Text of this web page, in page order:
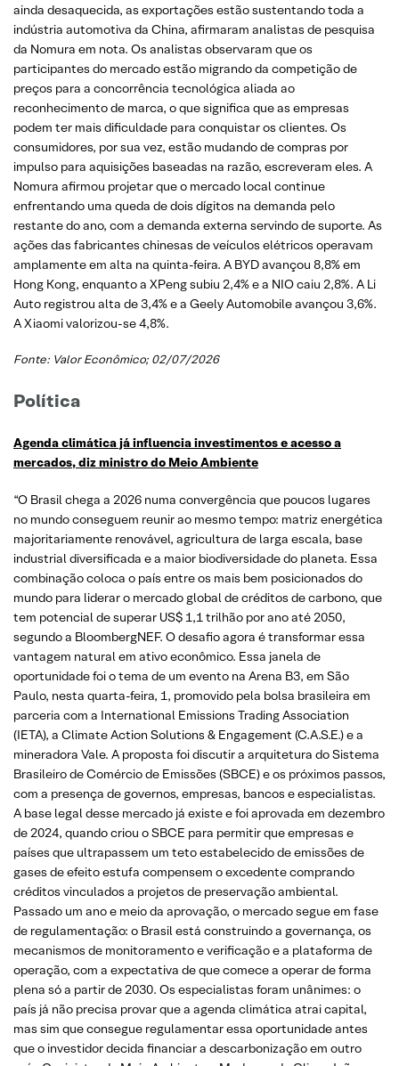
ainda desaquecida, as exportações estão sustentando toda a
indústria automotiva da China, afirmaram analistas de pesquisa
da Nomura em nota. Os analistas observaram que os
participantes do mercado estão migrando da competição de
preços para a concorrência tecnológica aliada ao
reconhecimento de marca, o que significa que as empresas
podem ter mais dificuldade para conquistar os clientes. Os
consumidores, por sua vez, estão mudando de compras por
impulso para aquisições baseadas na razão, escreveram eles. A
Nomura afirmou projetar que o mercado local continue
enfrentando uma queda de dois dígitos na demanda pelo
restante do ano, com a demanda externa servindo de suporte. As
ações das fabricantes chinesas de veículos elétricos operavam
amplamente em alta na quinta-feira. A BYD avançou 8,8% em
Hong Kong, enquanto a XPeng subiu 2,4% e a NIO caiu 2,8%. A Li
Auto registrou alta de 3,4% e a Geely Automobile avançou 3,6%.
A Xiaomi valorizou-se 4,8%.
Fonte: Valor Econômico; 02/07/2026
Política
Agenda climática já influencia investimentos e acesso a
mercados, diz ministro do Meio Ambiente
“O Brasil chega a 2026 numa convergência que poucos lugares
no mundo conseguem reunir ao mesmo tempo: matriz energética
majoritariamente renovável, agricultura de larga escala, base
industrial diversificada e a maior biodiversidade do planeta. Essa
combinação coloca o país entre os mais bem posicionados do
mundo para liderar o mercado global de créditos de carbono, que
tem potencial de superar US$ 1,1 trilhão por ano até 2050,
segundo a BloombergNEF. O desafio agora é transformar essa
vantagem natural em ativo econômico. Essa janela de
oportunidade foi o tema de um evento na Arena B3, em São
Paulo, nesta quarta-feira, 1, promovido pela bolsa brasileira em
parceria com a International Emissions Trading Association
(IETA), a Climate Action Solutions & Engagement (C.A.S.E.) e a
mineradora Vale. A proposta foi discutir a arquitetura do Sistema
Brasileiro de Comércio de Emissões (SBCE) e os próximos passos,
com a presença de governos, empresas, bancos e especialistas.
A base legal desse mercado já existe e foi aprovada em dezembro
de 2024, quando criou o SBCE para permitir que empresas e
países que ultrapassem um teto estabelecido de emissões de
gases de efeito estufa compensem o excedente comprando
créditos vinculados a projetos de preservação ambiental.
Passado um ano e meio da aprovação, o mercado segue em fase
de regulamentação: o Brasil está construindo a governança, os
mecanismos de monitoramento e verificação e a plataforma de
operação, com a expectativa de que comece a operar de forma
plena só a partir de 2030. Os especialistas foram unânimes: o
país já não precisa provar que a agenda climática atrai capital,
mas sim que consegue regulamentar essa oportunidade antes
que o investidor decida financiar a descarbonização em outro